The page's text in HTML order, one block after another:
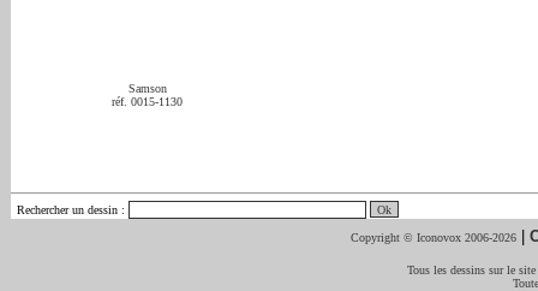
Samson
réf. 0015-1130
Rechercher un dessin :
Copyright © Iconovox 2006-2026 |
Tous les dessins sur le